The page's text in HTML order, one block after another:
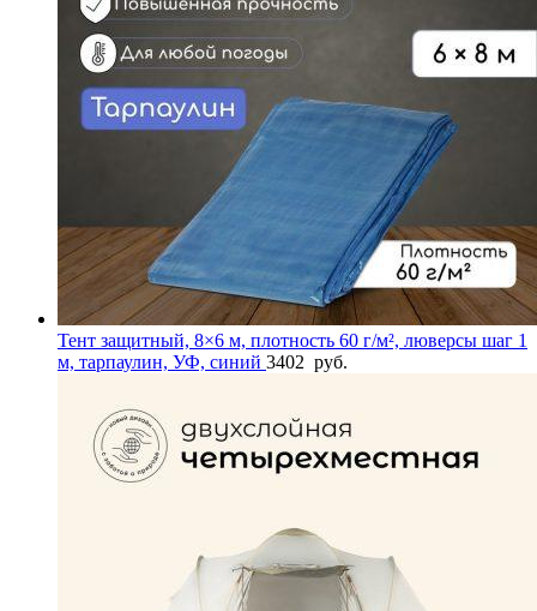
Тент защитный, 8×6 м, плотность 60 г/м², люверсы шаг 1
м, тарпаулин, УФ, синий 3402 руб.